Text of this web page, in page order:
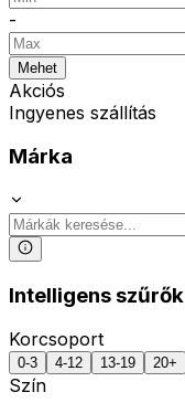
-
Mehet
Akciós
Ingyenes szállítás
Márka
Intelligens szűrők
Korcsoport
0-3 4-12 13-19 20+
Szín